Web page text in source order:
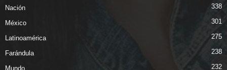
Nación 338
México 301
Latinoamérica 275
Farándula 238
Mundo 232